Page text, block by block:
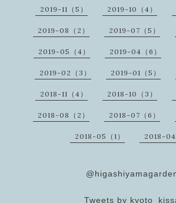
2019-11（5） 2019-10（4）
2019-08（2） 2019-07（5）
2019-05（4） 2019-04（6）
2019-02（3） 2019-01（5）
2018-11（4） 2018-10（3）
2018-08（2） 2018-07（6）
2018-05（1） 2018-04
Tweets by